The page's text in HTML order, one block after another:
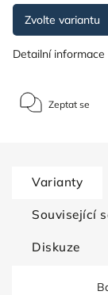
Zvolte variantu
Detailní informace
Zeptat se
Varianty
Související
Diskuze